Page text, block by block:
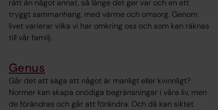
rätt än något annat, så länge det ger var och en ett
tryggt sammanhang, med värme och omsorg. Genom
livet varierar vilka vi har omkring oss och som kan räknas
till vår familj.
Genus
Går det att säga att något är manligt eller kvinnligt?
Normer kan skapa onödiga begränsningar i våra liv, men
de förändras och går att förändra. Och då kan siktet